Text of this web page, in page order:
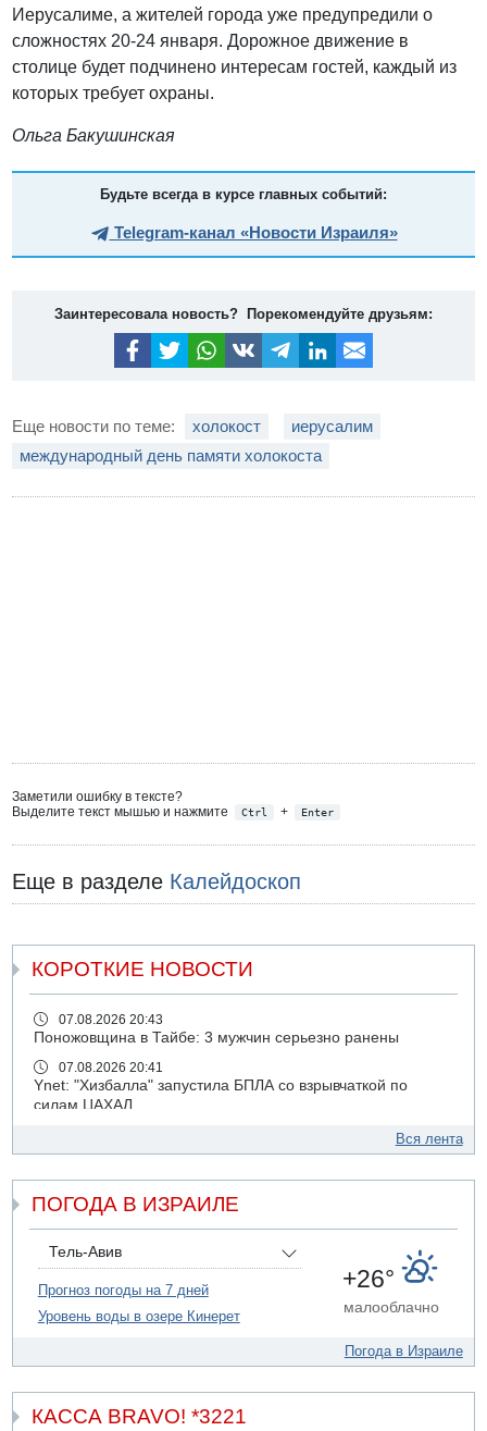
Иерусалиме, а жителей города уже предупредили о
сложностях 20-24 января. Дорожное движение в
столице будет подчинено интересам гостей, каждый из
которых требует охраны.
Ольга Бакушинская
Будьте всегда в курсе главных событий:
Telegram-канал «Новости Израиля»
Заинтересовала новость? Порекомендуйте друзьям:
Еще новости по теме: холокост
иерусалим
международный день памяти холокоста
Заметили ошибку в тексте?
Выделите текст мышью и нажмите
Ctrl + Enter
Еще в разделе Калейдоскоп
КОРОТКИЕ НОВОСТИ
07.08.2026 20:43
Поножовщина в Тайбе: 3 мужчин серьезно ранены
07.08.2026 20:41
Ynet: "Хизбалла" запустила БПЛА со взрывчаткой по
силам ЦАХАЛ
ДТП в Ашдоде: тяжело ранены двое маленьких детей
07.08.2026 19:14
Скончался водитель, врезавшийся в стену в
Иерусалиме
07.08.2026 17:57
Подозреваемый в домогательствах в хостеле - Гильбоа
Дахан
07.08.2026 17:55
коррупционных отношениях с Йоавом Элиаси
для уклонистов-харедим
Вся лента
ПОГОДА В ИЗРАИЛЕ
Тель-Авив
Прогноз погоды на 7 дней
Уровень воды в озере Кинерет
+26°
малооблачно
Погода в Израиле
КАССА BRAVO! *3221